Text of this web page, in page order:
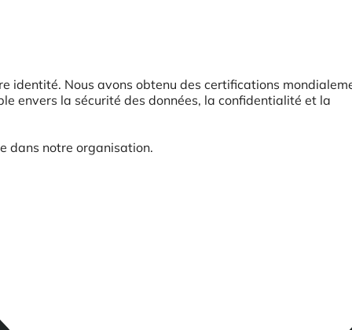
identité. Nous avons obtenu des certifications
envers la sécurité des données, la confidentialité et la
dans notre organisation.